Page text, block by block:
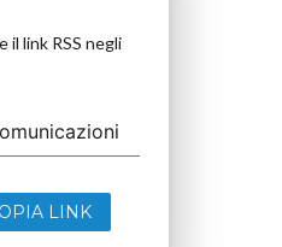
il link RSS negli
LINK